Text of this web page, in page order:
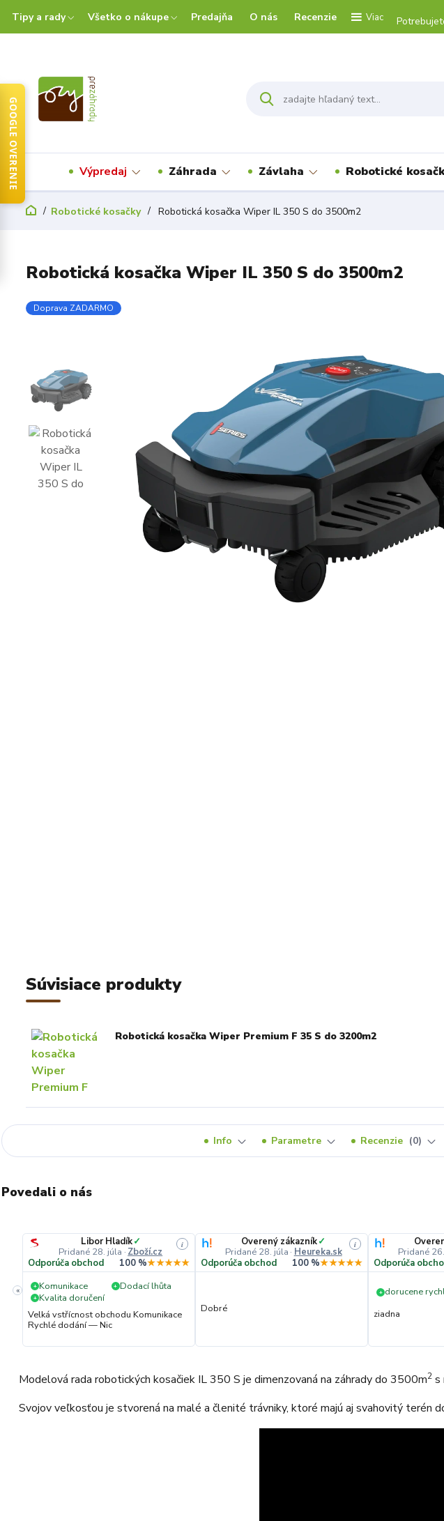
Tipy a rady Všetko o nákupe Predajňa O nás Recenzie Viac
Výpredaj Záhrada Závlaha Robotické
Robotické kosačky Robotická kosačka Wiper IL 350 S do 3500m2
Robotická kosačka Wiper IL 350 S do 3500m2
Doprava ZADARMO
Súvisiace produkty
Robotická kosačka Wiper Premium F 35 S do 3200m2
Info Parametre Recenzie 0
Povedali o nás
«
Libor Hladík✓
Pridané 28. júla · Zboží.cz
i
Odporúča obchod 100 %★★★★★
+ Komunikace + Dodací lhůta
+ Kvalita doručení
Velká vstřícnost obchodu Komunikace
Rychlé dodání — Nic
Overený zákazník✓
Pridané 28. júla · Heureka.sk
i
Odporúča obchod 100 %★★★★★
Dobré
Pridané
Odporúča
+ dorucene
ziadna
Modelová rada robotických kosačiek IL 350 S je dimenzovaná na záhrady do 3500m2 s
Svojov veľkosťou je stvorená na malé a členité trávniky, ktoré majú aj svahovitý terén
GOOGLE OVERENIE